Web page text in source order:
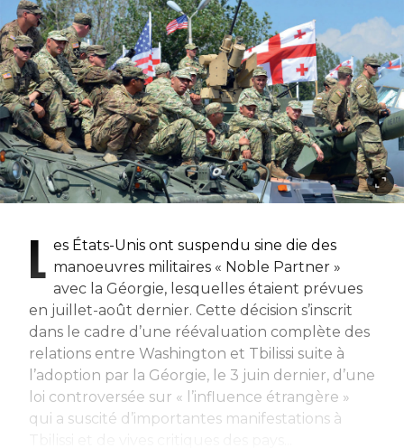
L es États-Unis ont suspendu sine die des
manoeuvres militaires « Noble Partner »
avec la Géorgie, lesquelles étaient prévues
en juillet-août dernier. Cette décision s’inscrit
dans le cadre d’une réévaluation complète des
relations entre Washington et Tbilissi suite à
l’adoption par la Géorgie, le 3 juin dernier, d’une
loi controversée sur « l’influence étrangère »
qui a suscité d’importantes manifestations à